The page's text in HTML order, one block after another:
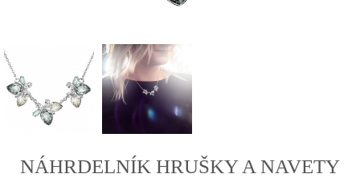
NÁHRDELNÍK HRUŠKY A NAVETY